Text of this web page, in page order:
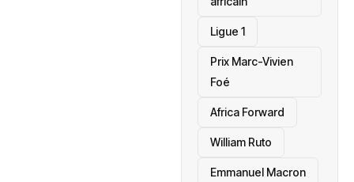
Ligue 1
Prix Marc-Vivien
Foé
‎Africa Forward
William Ruto
Emmanuel Macron